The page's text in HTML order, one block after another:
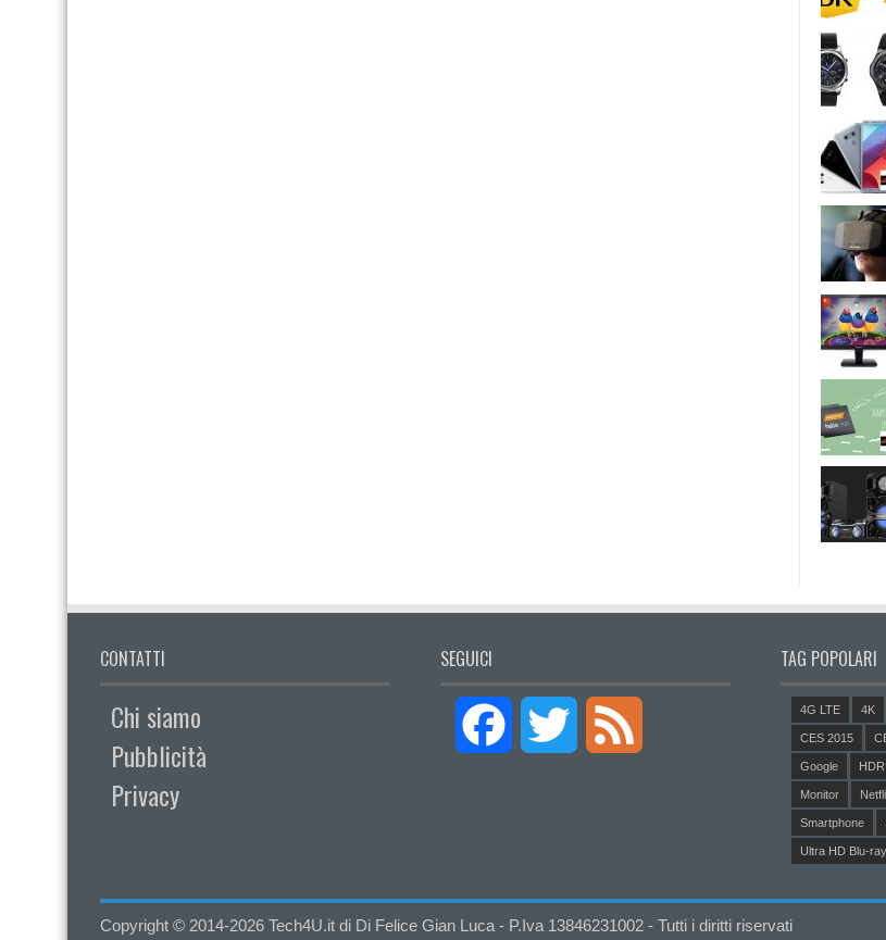
CONTATTI
Chi siamo
Pubblicità
Privacy
SEGUICI
Facebook Twitter
TAG POPOLARI
4G LTE 4K
CES 2015
Google HDR
Monitor
Smartphone
Ultra HD Blu-ray
Copyright © 2014-2026 Tech4U.it di Di Felice Gian Luca - P.Iva 13846231002 - Tutti i diritti riservati